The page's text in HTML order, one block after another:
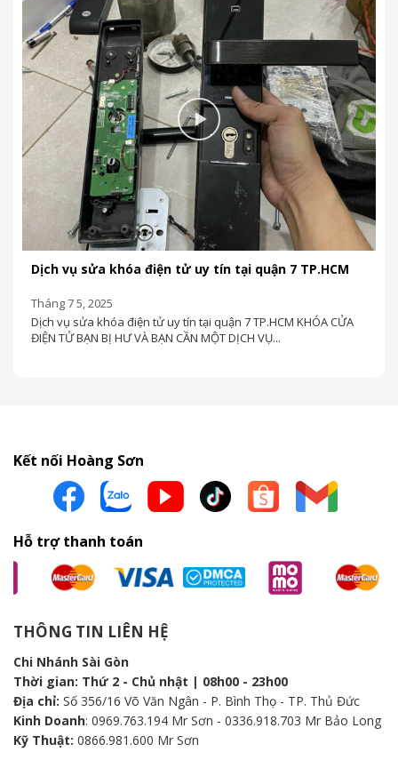
Dịch vụ sửa khóa điện tử uy tín tại quận 7 TP.HCM
Tháng 7 5, 2025
ĐIỆN TỬ BẠN BỊ HƯ VÀ BẠN CẦN MỘT DỊCH VỤ...
Hỗ trợ thanh toán
Chi Nhánh Sài Gòn
Địa chỉ:Số 356/16 Võ Văn Ngân - P. Bình Thọ - TP. Thủ Đức
Kinh Doanh: 0969.763.194 Mr Sơn - 0336.918.703 Mr Bảo Long
Kỹ Thuật:0866.981.600 Mr Sơn
Chi Nhánh Biên Hoà